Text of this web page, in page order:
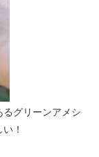
グリーンアメシ
！